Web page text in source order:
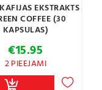
EKSTRAKTS
COFFEE (30
KAPSULAS)
€15.95
2 PIEEJAMI